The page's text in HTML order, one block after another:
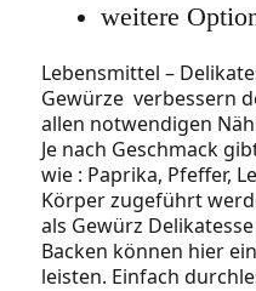
weitere
Lebensmittel –
Gewürze verbessern
allen notwendigen
Je nach Geschmack
wie : Paprika, Pfeffer,
Körper zugeführt
als Gewürz
Backen können hier
leisten. Einfach